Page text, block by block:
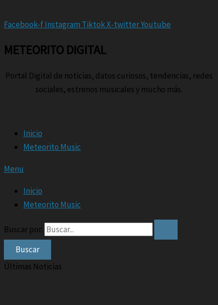
Facebook-fInstagram TiktokX-twitterYoutube
METEORITO DIGITAL
Portal Digital de noticias, datos curiosos, tendencias, redes
sociales, estrenos musicales y mucho más.
Inicio
Meteorito Music
Menu
Inicio
Meteorito Music
Buscar por:
Últimas Noticias